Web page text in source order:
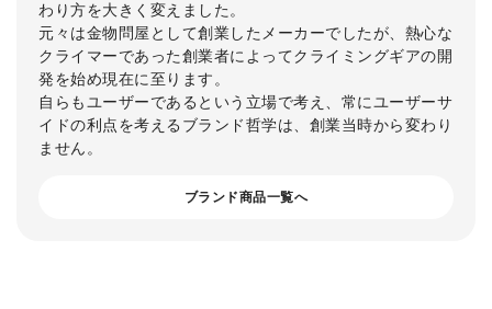
わり方を大きく変えました。
元々は金物問屋として創業したメーカーでしたが、熱心な
クライマーであった創業者によってクライミングギアの開
発を始め現在に至ります。
自らもユーザーであるという立場で考え、常にユーザーサ
イドの利点を考えるブランド哲学は、創業当時から変わり
ません。
ブランド商品一覧へ